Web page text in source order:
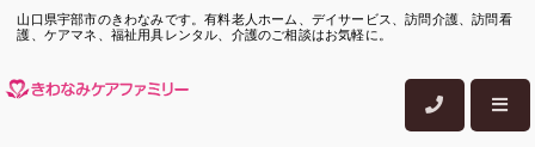
山口県宇部市のきわなみです。有料老人ホーム、デイサービス、訪問介護、訪問看
護、ケアマネ、福祉用具レンタル、介護のご相談はお気軽に。